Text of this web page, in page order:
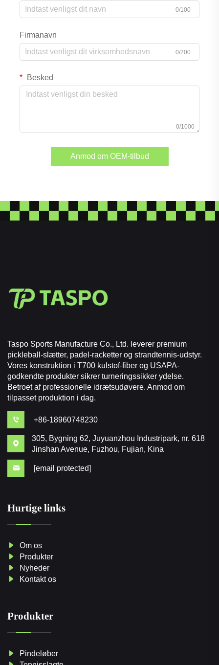
0/100
Firmanavn
0/200
Besked
0/1000
Anmod om OEM-tilbud
Taspo Sports Manufacture Co., Ltd. leverer premium
pickleball-slætter, padel-racketter og strandtennis-udstyr.
Vores konstruktion i T700 kulstof-fiber og USAPA-
godkendte produkter sikrer turneringssikker ydelse.
Betroet af professionelle idrætsudøvere. Anmod om
tilpasset produktion i dag.
+86-18960748230
305, Bygning 62, Juyuanzhou Industripark, nr. 618
Jinshan Avenue, Fuzhou, Fujian, Kina
[email protected]
Hurtige links
Om os
Produkter
Nyheder
Kontakt os
Produkter
Pindeløber